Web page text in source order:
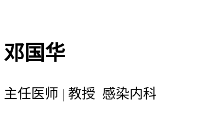
邓国华
主任医师 | 教授 感染内科